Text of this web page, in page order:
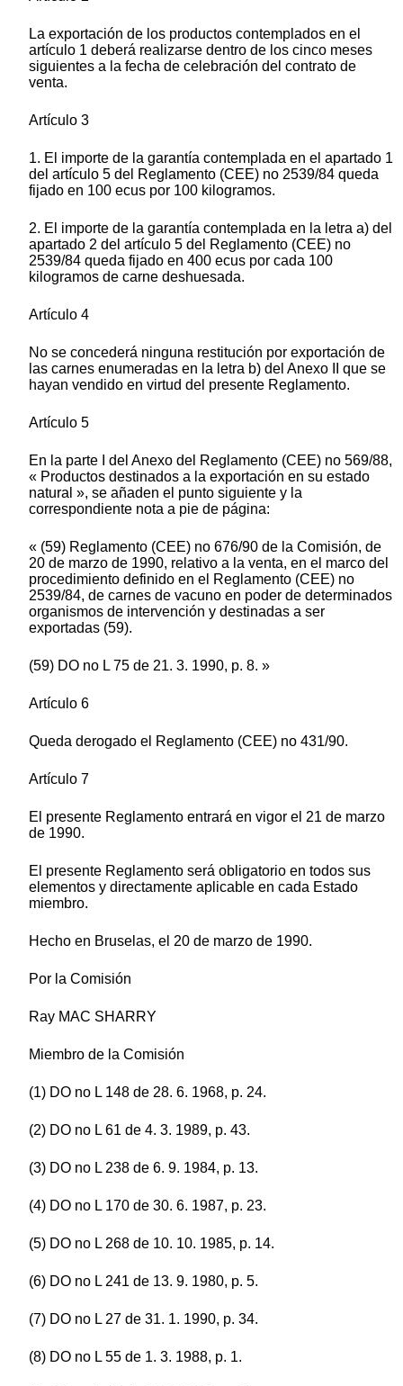
La exportación de los productos contemplados en el
artículo 1 deberá realizarse dentro de los cinco meses
siguientes a la fecha de celebración del contrato de
venta.
Artículo 3
1. El importe de la garantía contemplada en el apartado 1
del artículo 5 del Reglamento (CEE) no 2539/84 queda
fijado en 100 ecus por 100 kilogramos.
2. El importe de la garantía contemplada en la letra a) del
apartado 2 del artículo 5 del Reglamento (CEE) no
2539/84 queda fijado en 400 ecus por cada 100
kilogramos de carne deshuesada.
Artículo 4
No se concederá ninguna restitución por exportación de
las carnes enumeradas en la letra b) del Anexo II que se
hayan vendido en virtud del presente Reglamento.
Artículo 5
En la parte I del Anexo del Reglamento (CEE) no 569/88,
« Productos destinados a la exportación en su estado
natural », se añaden el punto siguiente y la
correspondiente nota a pie de página:
« (59) Reglamento (CEE) no 676/90 de la Comisión, de
20 de marzo de 1990, relativo a la venta, en el marco del
procedimiento definido en el Reglamento (CEE) no
2539/84, de carnes de vacuno en poder de determinados
organismos de intervención y destinadas a ser
exportadas (59).
(59) DO no L 75 de 21. 3. 1990, p. 8. »
Artículo 6
Queda derogado el Reglamento (CEE) no 431/90.
Artículo 7
El presente Reglamento entrará en vigor el 21 de marzo
de 1990.
El presente Reglamento será obligatorio en todos sus
elementos y directamente aplicable en cada Estado
miembro.
Hecho en Bruselas, el 20 de marzo de 1990.
Por la Comisión
Ray MAC SHARRY
Miembro de la Comisión
(1) DO no L 148 de 28. 6. 1968, p. 24.
(2) DO no L 61 de 4. 3. 1989, p. 43.
(3) DO no L 238 de 6. 9. 1984, p. 13.
(4) DO no L 170 de 30. 6. 1987, p. 23.
(5) DO no L 268 de 10. 10. 1985, p. 14.
(6) DO no L 241 de 13. 9. 1980, p. 5.
(7) DO no L 27 de 31. 1. 1990, p. 34.
(8) DO no L 55 de 1. 3. 1988, p. 1.